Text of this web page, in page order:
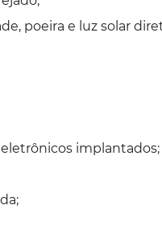
poeira e luz solar
implantados;